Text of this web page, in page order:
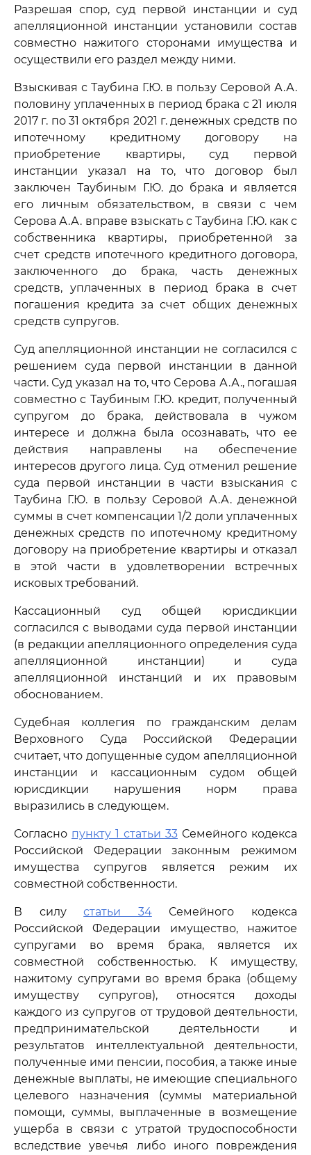
Разрешая спор, суд первой инстанции и суд
апелляционной инстанции установили состав
совместно нажитого сторонами имущества и
осуществили его раздел между ними.
Взыскивая с Таубина Г.Ю. в пользу Серовой А.А.
половину уплаченных в период брака с 21 июля
2017 г. по 31 октября 2021 г. денежных средств по
ипотечному кредитному договору на
приобретение квартиры, суд первой
инстанции указал на то, что договор был
заключен Таубиным Г.Ю. до брака и является
его личным обязательством, в связи с чем
Серова А.А. вправе взыскать с Таубина Г.Ю. как с
собственника квартиры, приобретенной за
счет средств ипотечного кредитного договора,
заключенного до брака, часть денежных
средств, уплаченных в период брака в счет
погашения кредита за счет общих денежных
средств супругов.
Суд апелляционной инстанции не согласился с
решением суда первой инстанции в данной
части. Суд указал на то, что Серова А.А., погашая
совместно с Таубиным Г.Ю. кредит, полученный
супругом до брака, действовала в чужом
интересе и должна была осознавать, что ее
действия направлены на обеспечение
интересов другого лица. Суд отменил решение
суда первой инстанции в части взыскания с
Таубина Г.Ю. в пользу Серовой А.А. денежной
суммы в счет компенсации 1/2 доли уплаченных
денежных средств по ипотечному кредитному
договору на приобретение квартиры и отказал
в этой части в удовлетворении встречных
исковых требований.
Кассационный суд общей юрисдикции
согласился с выводами суда первой инстанции
(в редакции апелляционного определения суда
апелляционной инстанции) и суда
апелляционной инстанций и их правовым
обоснованием.
Судебная коллегия по гражданским делам
Верховного Суда Российской Федерации
считает, что допущенные судом апелляционной
инстанции и кассационным судом общей
юрисдикции нарушения норм права
выразились в следующем.
Согласно пункту 1 статьи 33 Семейного кодекса
Российской Федерации законным режимом
имущества супругов является режим их
совместной собственности.
В силустатьи 34Семейного кодекса
Российской Федерации имущество, нажитое
супругами во время брака, является их
совместной собственностью. К имуществу,
нажитому супругами во время брака (общему
имуществу супругов), относятся доходы
каждого из супругов от трудовой деятельности,
предпринимательской деятельности и
результатов интеллектуальной деятельности,
полученные ими пенсии, пособия, а также иные
денежные выплаты, не имеющие специального
целевого назначения (суммы материальной
помощи, суммы, выплаченные в возмещение
ущерба в связи с утратой трудоспособности
вследствие увечья либо иного повреждения